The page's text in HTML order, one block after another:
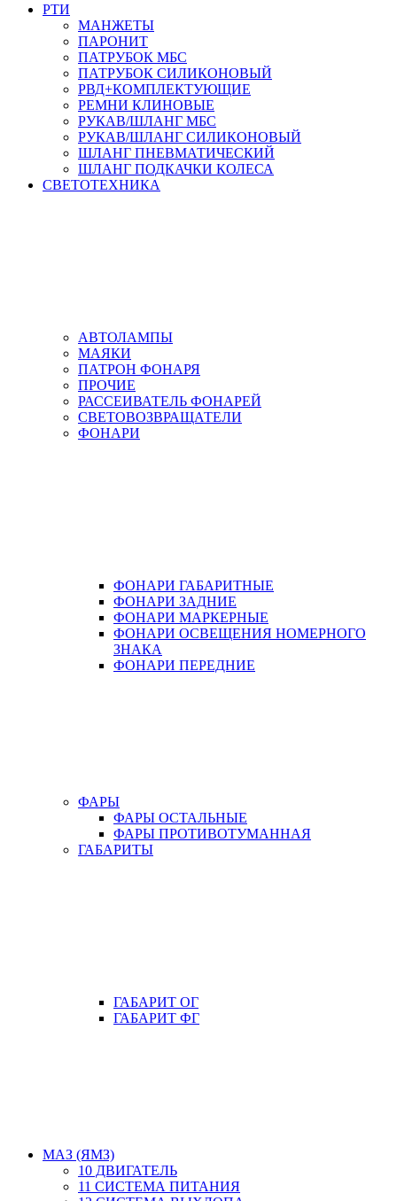
РТИ
МАНЖЕТЫ
ПАРОНИТ
ПАТРУБОК МБС
ПАТРУБОК СИЛИКОНОВЫЙ
РВД+КОМПЛЕКТУЮЩИЕ
РЕМНИ КЛИНОВЫЕ
РУКАВ/ШЛАНГ МБС
РУКАВ/ШЛАНГ СИЛИКОНОВЫЙ
ШЛАНГ ПНЕВМАТИЧЕСКИЙ
ШЛАНГ ПОДКАЧКИ КОЛЕСА
СВЕТОТЕХНИКА
АВТОЛАМПЫ
МАЯКИ
ПАТРОН ФОНАРЯ
ПРОЧИЕ
РАССЕИВАТЕЛЬ ФОНАРЕЙ
СВЕТОВОЗВРАЩАТЕЛИ
ФОНАРИ
ФОНАРИ ГАБАРИТНЫЕ
ФОНАРИ ЗАДНИЕ
ФОНАРИ МАРКЕРНЫЕ
ФОНАРИ ОСВЕЩЕНИЯ НОМЕРНОГО
ЗНАКА
ФОНАРИ ПЕРЕДНИЕ
ФАРЫ
ФАРЫ ОСТАЛЬНЫЕ
ФАРЫ ПРОТИВОТУМАННАЯ
ГАБАРИТЫ
ГАБАРИТ ОГ
ГАБАРИТ ФГ
МАЗ (ЯМЗ)
10 ДВИГАТЕЛЬ
11 СИСТЕМА ПИТАНИЯ